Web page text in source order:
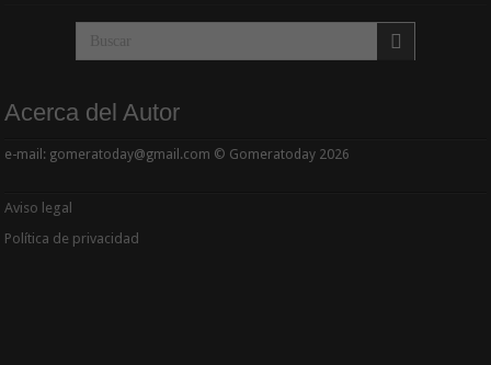
Acerca del Autor
e-mail: gomeratoday@gmail.com © Gomeratoday 2026
Aviso legal
Política de privacidad